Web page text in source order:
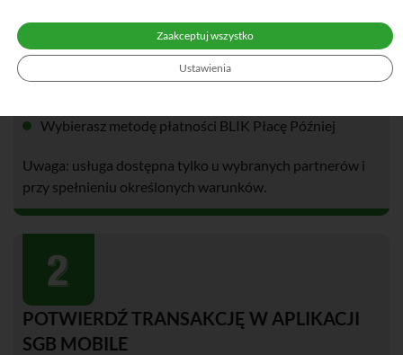
WYBIERZ BLIKA PRZY ZAKUPACH ONLINE
Robisz zakupy w sklepie internetowym, który oferuje
Wybierasz metodę płatności BLIK Płacę Później
Uwaga: usługa dostępna tylko u wybranych partnerów i
przy spełnieniu określonych warunków.
POTWIERDŹ TRANSAKCJĘ W APLIKACJI
SGB MOBILE
Zaakceptuj wszystko
Ustawienia